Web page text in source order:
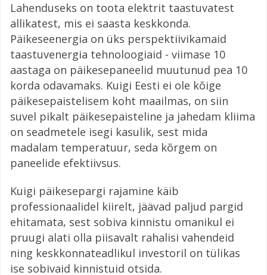
Lahenduseks on toota elektrit taastuvatest
allikatest, mis ei saasta keskkonda.
Päikeseenergia on üks perspektiivikamaid
taastuvenergia tehnoloogiaid - viimase 10
aastaga on päikesepaneelid muutunud pea 10
korda odavamaks. Kuigi Eesti ei ole kõige
päikesepaistelisem koht maailmas, on siin
suvel pikalt päikesepaisteline ja jahedam kliima
on seadmetele isegi kasulik, sest mida
madalam temperatuur, seda kõrgem on
paneelide efektiivsus.
Kuigi päikesepargi rajamine käib
professionaalidel kiirelt, jäävad paljud pargid
ehitamata, sest sobiva kinnistu omanikul ei
pruugi alati olla piisavalt rahalisi vahendeid
ning keskkonnateadlikul investoril on tülikas
ise sobivaid kinnistuid otsida.